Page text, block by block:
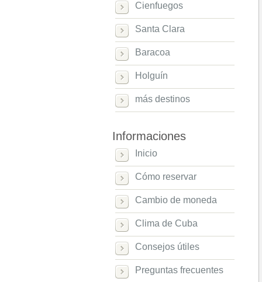
Cienfuegos
Santa Clara
Baracoa
Holguín
más destinos
Informaciones
Inicio
Cómo reservar
Cambio de moneda
Clima de Cuba
Consejos útiles
Preguntas frecuentes